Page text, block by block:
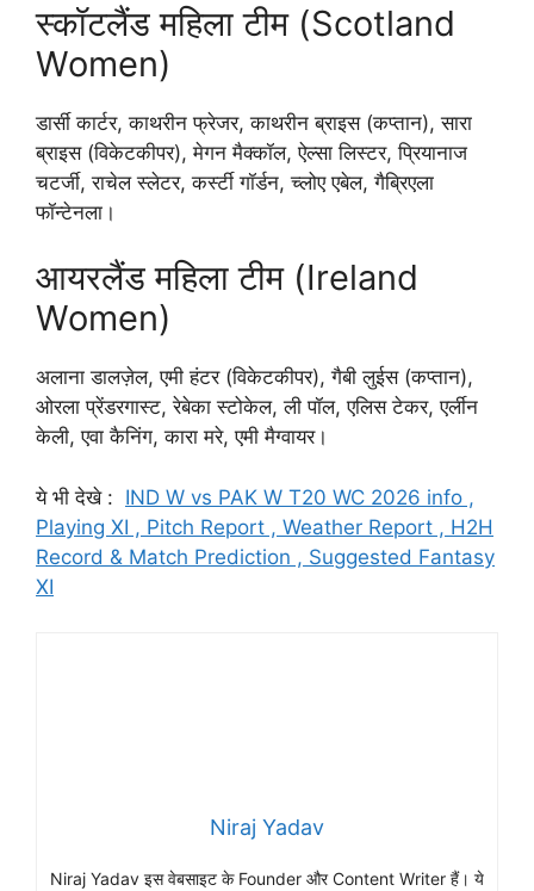
स्कॉटलैंड महिला टीम (Scotland
Women)
डार्सी कार्टर, काथरीन फ्रेजर, काथरीन ब्राइस (कप्तान), सारा
ब्राइस (विकेटकीपर), मेगन मैक्कॉल, ऐल्सा लिस्टर, प्रियानाज
चटर्जी, राचेल स्लेटर, कर्स्टी गॉर्डन, च्लोए एबेल, गैब्रिएला
फॉन्टेनला।
आयरलैंड महिला टीम (Ireland
Women)
अलाना डालज़ेल, एमी हंटर (विकेटकीपर), गैबी लुईस (कप्तान),
ओरला प्रेंडरगास्ट, रेबेका स्टोकेल, ली पॉल, एलिस टेकर, एर्लीन
केली, एवा कैनिंग, कारा मरे, एमी मैग्वायर।
ये भी देखे : IND W vs PAK W T20 WC 2026 info ,
Playing XI , Pitch Report , Weather Report , H2H
Record & Match Prediction , Suggested Fantasy
XI
Niraj Yadav
Niraj Yadav इस वेबसाइट के Founder और Content Writer हैं। ये